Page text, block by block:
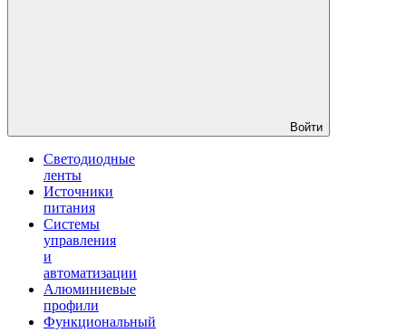
Войти
Светодиодные
ленты
Источники
питания
Системы
управления
и
автоматизации
Алюминиевые
профили
Функциональный